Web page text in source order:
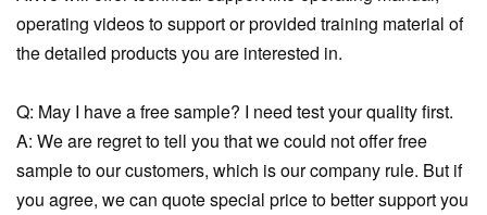
operating videos to support or provided training material of
the detailed products you are interested in.
Q: May I have a free sample? I need test your quality first.
A: We are regret to tell you that we could not offer free
sample to our customers, which is our company rule. But if
you agree, we can quote special price to better support you